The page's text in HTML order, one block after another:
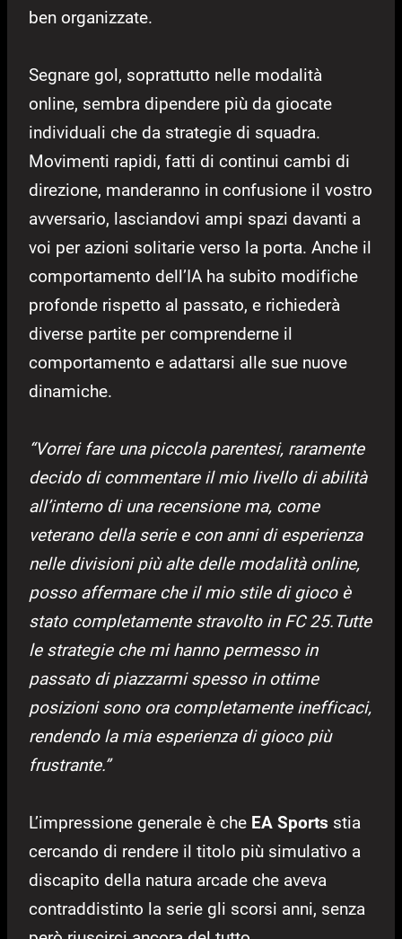
ben organizzate.
Segnare gol, soprattutto nelle modalità
online, sembra dipendere più da giocate
individuali che da strategie di squadra.
Movimenti rapidi, fatti di continui cambi di
direzione, manderanno in confusione il vostro
avversario, lasciandovi ampi spazi davanti a
voi per azioni solitarie verso la porta. Anche il
comportamento dell’IA ha subito modifiche
profonde rispetto al passato, e richiederà
diverse partite per comprenderne il
comportamento e adattarsi alle sue nuove
dinamiche.
“Vorrei fare una piccola parentesi, raramente
decido di commentare il mio livello di abilità
all’interno di una recensione ma, come
veterano della serie e con anni di esperienza
nelle divisioni più alte delle modalità online,
posso affermare che il mio stile di gioco è
stato completamente stravolto in FC 25.Tutte
le strategie che mi hanno permesso in
passato di piazzarmi spesso in ottime
posizioni sono ora completamente inefficaci,
rendendo la mia esperienza di gioco più
frustrante.”
L’impressione generale è che EA Sports stia
cercando di rendere il titolo più simulativo a
discapito della natura arcade che aveva
contraddistinto la serie gli scorsi anni, senza